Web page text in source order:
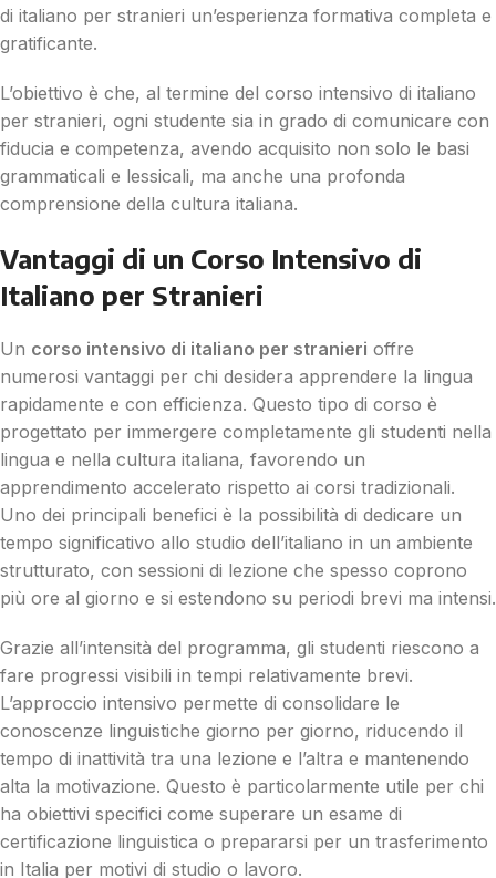
di italiano per stranieri un’esperienza formativa completa e
gratificante.
L’obiettivo è che, al termine del corso intensivo di italiano
per stranieri, ogni studente sia in grado di comunicare con
fiducia e competenza, avendo acquisito non solo le basi
grammaticali e lessicali, ma anche una profonda
comprensione della cultura italiana.
Vantaggi di un Corso Intensivo di
Italiano per Stranieri
Un corso intensivo di italiano per stranieri offre
numerosi vantaggi per chi desidera apprendere la lingua
rapidamente e con efficienza. Questo tipo di corso è
progettato per immergere completamente gli studenti nella
lingua e nella cultura italiana, favorendo un
apprendimento accelerato rispetto ai corsi tradizionali.
Uno dei principali benefici è la possibilità di dedicare un
tempo significativo allo studio dell’italiano in un ambiente
strutturato, con sessioni di lezione che spesso coprono
più ore al giorno e si estendono su periodi brevi ma intensi.
Grazie all’intensità del programma, gli studenti riescono a
fare progressi visibili in tempi relativamente brevi.
L’approccio intensivo permette di consolidare le
conoscenze linguistiche giorno per giorno, riducendo il
tempo di inattività tra una lezione e l’altra e mantenendo
alta la motivazione. Questo è particolarmente utile per chi
ha obiettivi specifici come superare un esame di
certificazione linguistica o prepararsi per un trasferimento
in Italia per motivi di studio o lavoro.